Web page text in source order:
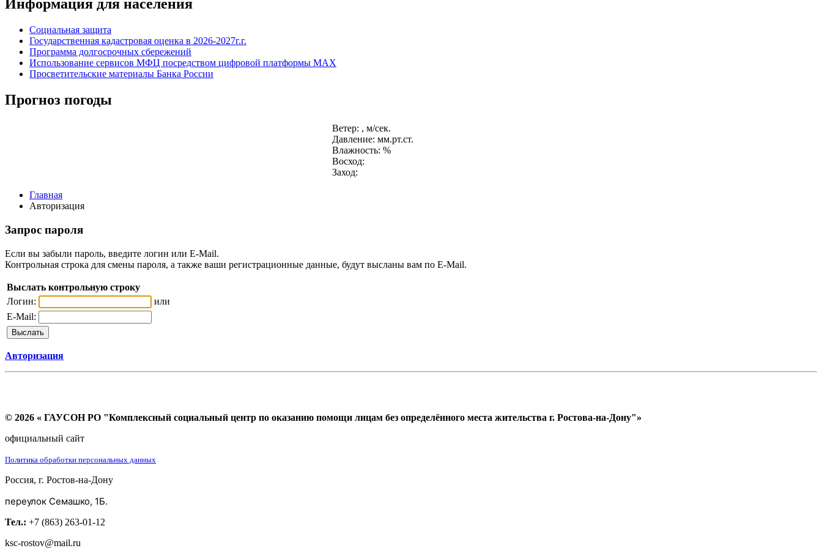
Информация для населения
Социальная защита
Государственная кадастровая оценка в 2026-2027г.г.
Программа долгосрочных сбережений
Использование сервисов МФЦ посредством цифровой платформы MAX
Просветительские материалы Банка России
Прогноз погоды
Ветер: , м/сек.
Давление: мм.рт.ст.
Влажность: %
Восход:
Заход:
Главная
Авторизация
Запрос пароля
Если вы забыли пароль, введите логин или E-Mail.
Контрольная строка для смены пароля, а также ваши регистрационные данные, будут высланы вам по E-Mail.
Выслать контрольную строку
Логин:
или
E-Mail:
Авторизация
© 2026 « ГАУСОН РО "Комплексный социальный центр по оказанию помощи лицам без определённого места жительства г. Ростова-на-Дону"»
официальный сайт
Политика обработки персональных данных
Россия, г. Ростов-на-Дону
переулок Семашко, 1Б.
Тел.: +7 (863) 263-01-12
ksc-rostov@mail.ru